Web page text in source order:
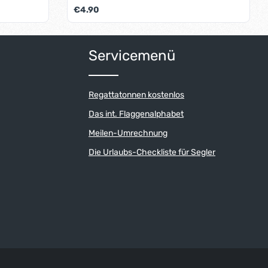
Regulärer Preis:
€4.90
Servicemenü
Regattatonnen kostenlos
Das int. Flaggenalphabet
Meilen-Umrechnung
Die Urlaubs-Checkliste für Segler